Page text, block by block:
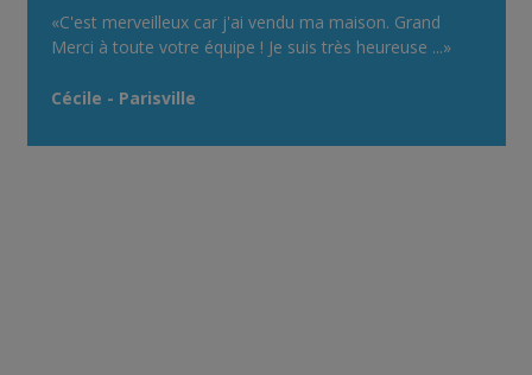
«C'est merveilleux car j'ai vendu ma maison. Grand
Merci à toute votre équipe ! Je suis très heureuse ...»
Cécile - Parisville